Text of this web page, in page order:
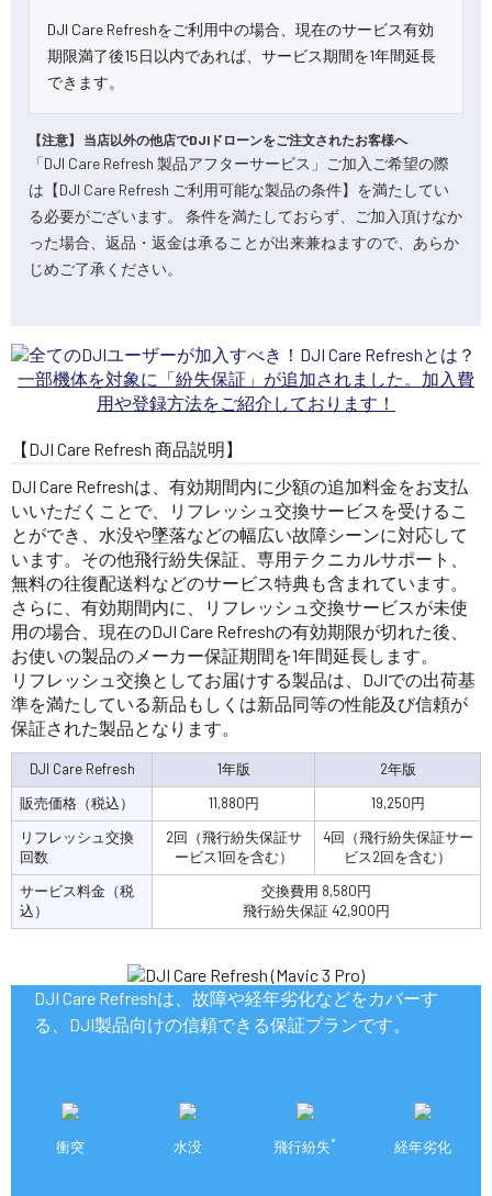
DJI Care Refreshをご利用中の場合、現在のサービス有効
期限満了後15日以内であれば、サービス期間を1年間延長
できます。
【注意】 当店以外の他店でDJIドローンをご注文されたお客様へ
「DJI Care Refresh 製品アフターサービス」ご加入ご希望の際
は【DJI Care Refresh ご利用可能な製品の条件】を満たしてい
る必要がございます。 条件を満たしておらず、ご加入頂けなか
った場合、返品・返金は承ることが出来兼ねますので、あらか
じめご了承ください。
一部機体を対象に「紛失保証」が追加されました。加入費
用や登録方法をご紹介しております！
【DJI Care Refresh 商品説明】
DJI Care Refreshは、有効期間内に少額の追加料金をお支払
いいただくことで、リフレッシュ交換サービスを受けるこ
とができ、水没や墜落などの幅広い故障シーンに対応して
います。その他飛行紛失保証、専用テクニカルサポート、
無料の往復配送料などのサービス特典も含まれています。
さらに、有効期間内に、リフレッシュ交換サービスが未使
用の場合、現在のDJI Care Refreshの有効期限が切れた後、
お使いの製品のメーカー保証期間を1年間延長します。
リフレッシュ交換としてお届けする製品は、DJIでの出荷基
準を満たしている新品もしくは新品同等の性能及び信頼が
保証された製品となります。
DJI Care Refresh 1年版
2年版
販売価格（税込）
11,880円
19,250円
リフレッシュ交換
回数
2回（飛行紛失保証サ
ービス1回を含む）
4回（飛行紛失保証サー
ビス2回を含む）
サービス料金（税
込）
交換費用 8,580円
飛行紛失保証 42,900円
DJI Care Refreshは、故障や経年劣化などをカバーす
る、DJI製品向けの信頼できる保証プランです。
衝突 水没 飛行紛失* 経年劣化